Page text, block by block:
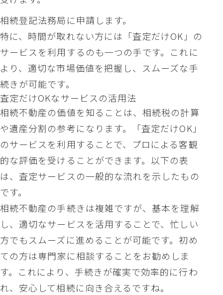
相続登記法務局に申請します。
特に、時間が取れない方には「査定だけOK」の
サービスを利用するのも一つの手です。これに
より、適切な市場価値を把握し、スムーズな手
続きが可能です。
査定だけOKなサービスの活用法
相続不動産の価値を知ることは、相続税の計算
や遺産分割の参考になります。「査定だけOK」
のサービスを利用することで、プロによる客観
的な評価を受けることができます。以下の表
は、査定サービスの一般的な流れを示したもの
です。
相続不動産の手続きは複雑ですが、基本を理解
し、適切なサービスを活用することで、忙しい
方でもスムーズに進めることが可能です。初め
ての方は専門家に相談することをお勧めしま
す。これにより、手続きが確実で効率的に行わ
れ、安心して相続に向き合えるですね。